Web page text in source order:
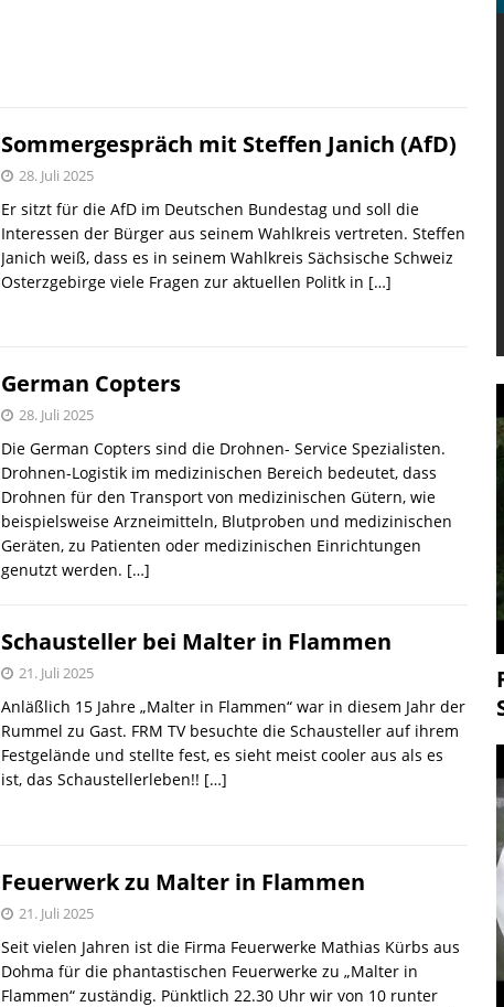
Sommergespräch mit Steffen Janich (AfD)
28. Juli 2025
Er sitzt für die AfD im Deutschen Bundestag und soll die
Interessen der Bürger aus seinem Wahlkreis vertreten. Steffen
Janich weiß, dass es in seinem Wahlkreis Sächsische Schweiz
Osterzgebirge viele Fragen zur aktuellen Politk in […]
German Copters
28. Juli 2025
Die German Copters sind die Drohnen- Service Spezialisten.
Drohnen-Logistik im medizinischen Bereich bedeutet, dass
Drohnen für den Transport von medizinischen Gütern, wie
beispielsweise Arzneimitteln, Blutproben und medizinischen
Geräten, zu Patienten oder medizinischen Einrichtungen
genutzt werden. […]
Schausteller bei Malter in Flammen
21. Juli 2025
Anläßlich 15 Jahre „Malter in Flammen“ war in diesem Jahr der
Rummel zu Gast. FRM TV besuchte die Schausteller auf ihrem
Festgelände und stellte fest, es sieht meist cooler aus als es
ist, das Schaustellerleben!! […]
Feuerwerk zu Malter in Flammen
21. Juli 2025
Seit vielen Jahren ist die Firma Feuerwerke Mathias Kürbs aus
Dohma für die phantastischen Feuerwerke zu „Malter in
Flammen“ zuständig. Pünktlich 22.30 Uhr wir von 10 runter